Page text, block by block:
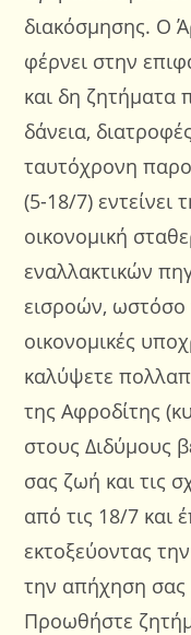
διακόσμησης. Ο
φέρνει στην
και δη ζητήματα
δάνεια,
ταυτόχρονη
(5-18/7) εντείνει
οικονομική
εναλλακτικών
εισροών, ωστόσο
οικονομικές
καλύψετε
της Αφροδίτης
στους Διδύμους
σας ζωή και τις
από τις 18/7 και
εκτοξεύοντας
την απήχηση σας
Προωθήστε